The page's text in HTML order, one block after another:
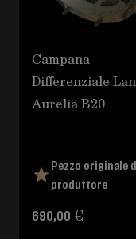
Campana
Differenziale
Aurelia B20
Pezzo originale
produttore
690,00 €